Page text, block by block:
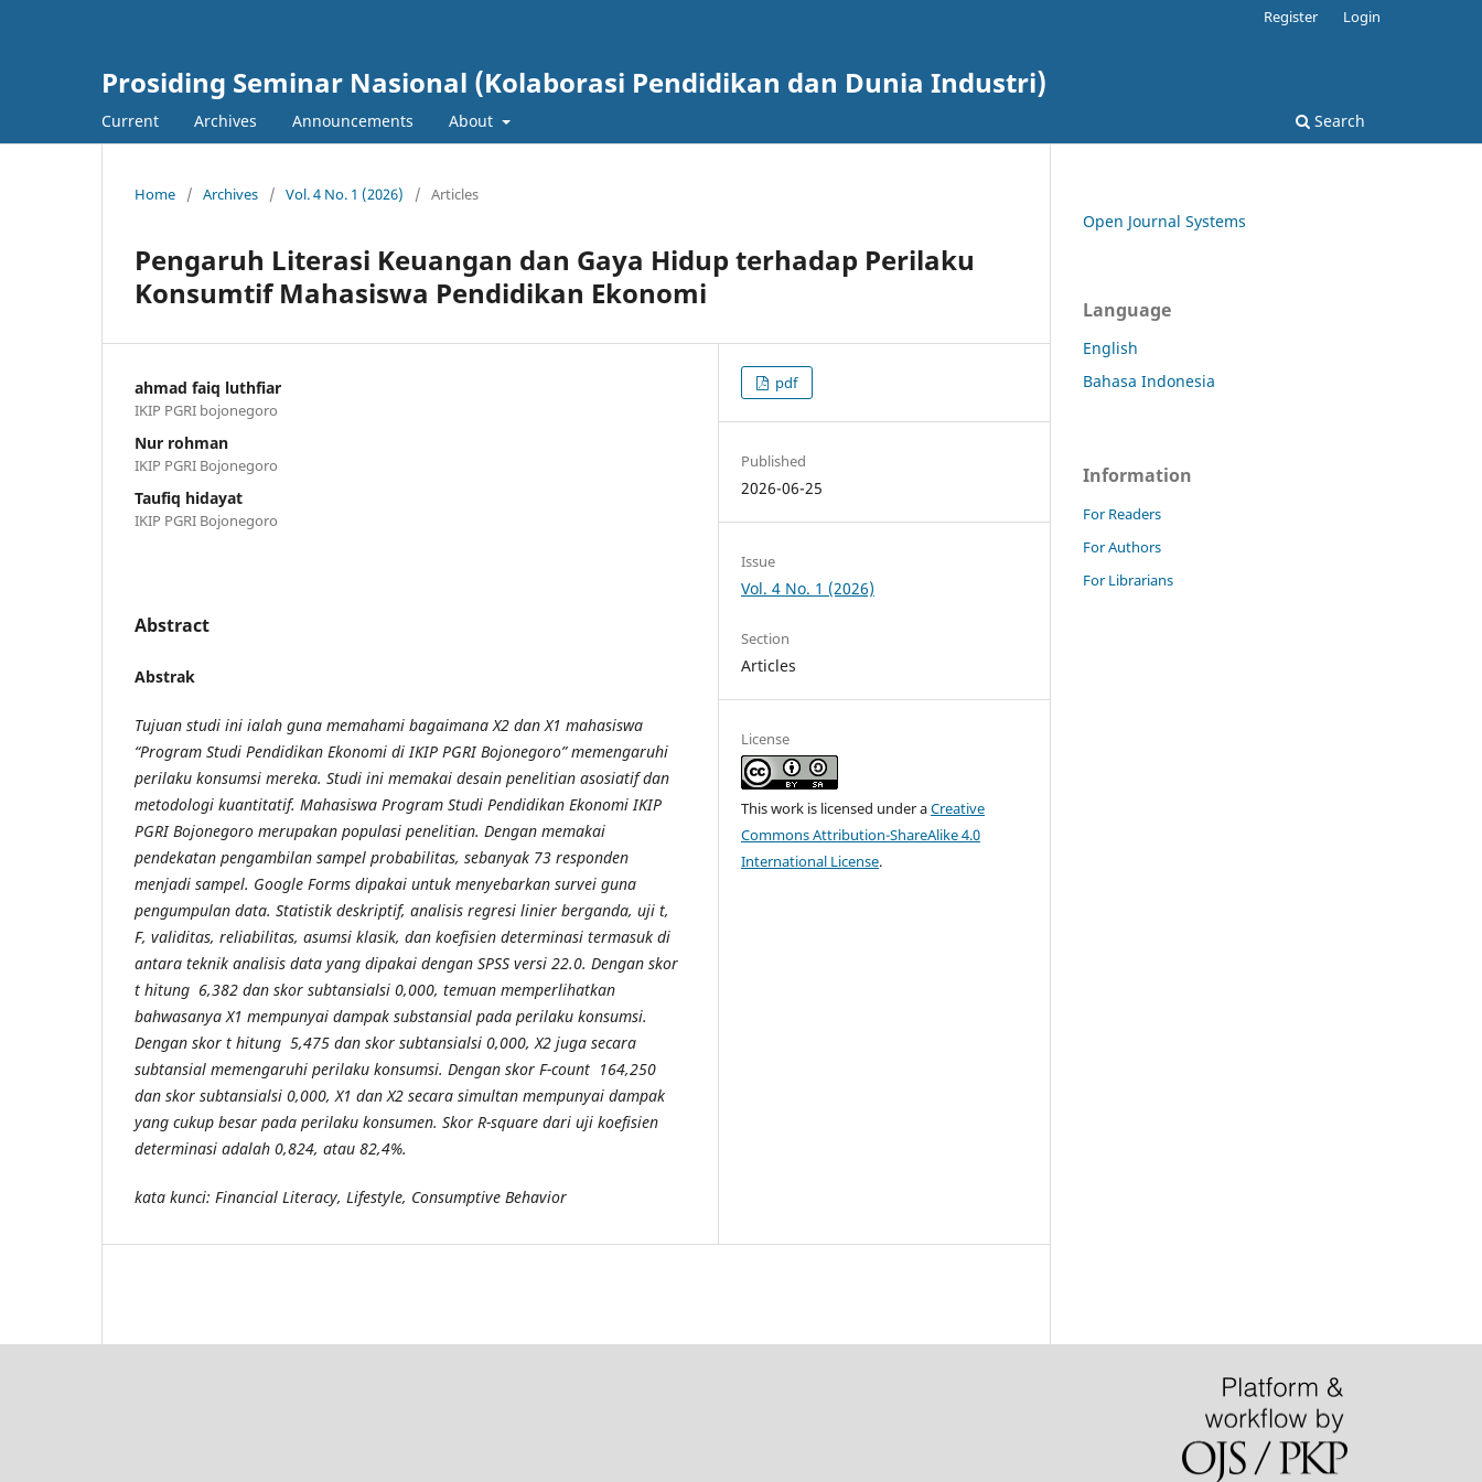
Prosiding Seminar Nasional (Kolaborasi Pendidikan dan Dunia Industri)
Current Archives Announcements About Search
Register Login
Home / Archives / Vol. 4 No. 1 (2026) / Articles
Pengaruh Literasi Keuangan dan Gaya Hidup terhadap Perilaku
Konsumtif Mahasiswa Pendidikan Ekonomi
ahmad faiq luthfiar
IKIP PGRI bojonegoro
Nur rohman
IKIP PGRI Bojonegoro
Taufiq hidayat
IKIP PGRI Bojonegoro
Abstract
Abstrak
Tujuan studi ini ialah guna memahami bagaimana X2 dan X1 mahasiswa
“Program Studi Pendidikan Ekonomi di IKIP PGRI Bojonegoro” memengaruhi
perilaku konsumsi mereka. Studi ini memakai desain penelitian asosiatif dan
metodologi kuantitatif. Mahasiswa Program Studi Pendidikan Ekonomi IKIP
PGRI Bojonegoro merupakan populasi penelitian. Dengan memakai
pendekatan pengambilan sampel probabilitas, sebanyak 73 responden
menjadi sampel. Google Forms dipakai untuk menyebarkan survei guna
pengumpulan data. Statistik deskriptif, analisis regresi linier berganda, uji t,
F, validitas, reliabilitas, asumsi klasik, dan koefisien determinasi termasuk di
antara teknik analisis data yang dipakai dengan SPSS versi 22.0. Dengan skor
t hitung 6,382 dan skor subtansialsi 0,000, temuan memperlihatkan
bahwasanya X1 mempunyai dampak substansial pada perilaku konsumsi.
Dengan skor t hitung 5,475 dan skor subtansialsi 0,000, X2 juga secara
subtansial memengaruhi perilaku konsumsi. Dengan skor F-count 164,250
dan skor subtansialsi 0,000, X1 dan X2 secara simultan mempunyai dampak
yang cukup besar pada perilaku konsumen. Skor R-square dari uji koefisien
determinasi adalah 0,824, atau 82,4%.
kata kunci: Financial Literacy, Lifestyle, Consumptive Behavior
pdf
Published
2026-06-25
Issue
Vol. 4 No. 1 (2026)
Section
Articles
License
This work is licensed under aCreative
Commons Attribution-ShareAlike 4.0
International License.
Open Journal Systems
Language
English
Bahasa Indonesia
Information
For Readers
For Authors
For Librarians